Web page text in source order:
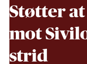
Støtter
mot
strid